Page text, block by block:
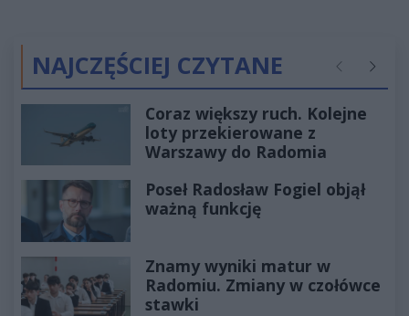
NAJCZĘŚCIEJ CZYTANE Poprzednie
Coraz większy ruch. Kolejne
loty przekierowane z
Warszawy do Radomia
Poseł Radosław Fogiel objął
ważną funkcję
Znamy wyniki matur w
Radomiu. Zmiany w czołówce
stawki